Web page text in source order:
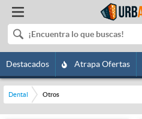
Destacados Atrapa Ofertas
Dental Otros